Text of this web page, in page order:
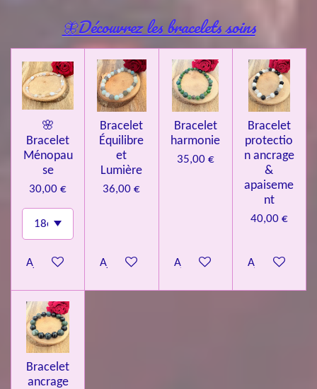
🦋Découvrez les bracelets soins
🌸
Bracelet
Ménopau
se
30,00 €
Ajouter au panier
Bracelet
Équilibre
et
Lumière
36,00 €
Ajouter au panier
Bracelet
harmonie
35,00 €
Ajouter au panier
Bracelet
protectio
n ancrage
&
apaiseme
nt
40,00 €
Ajouter au
Bracelet
ancrage